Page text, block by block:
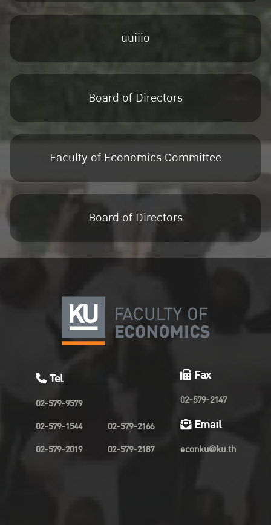
uuiiio
Board of Directors
Faculty of Economics Committee
Board of Directors
Tel
02-579-9579
02-579-1544
02-579-2019
02-579-2166
02-579-2187
Fax
02-579-2147
Email
econku@ku.th